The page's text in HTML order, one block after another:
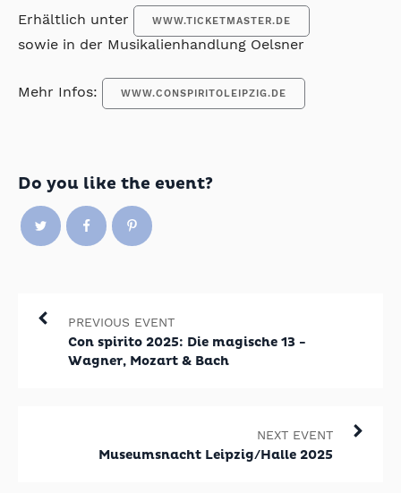
Erhältlich unter WWW.TICKETMASTER.DE
sowie in der Musikalienhandlung Oelsner
Mehr Infos: WWW.CONSPIRITOLEIPZIG.DE
Do you like the event?
PREVIOUS EVENT
Con spirito 2025: Die magische 13 -
Wagner, Mozart & Bach
NEXT EVENT
Museumsnacht Leipzig/Halle 2025